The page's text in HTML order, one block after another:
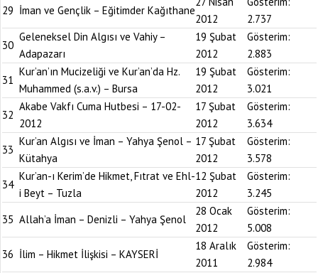
29 İman ve Gençlik – Eğitimder Kağıthane
2012
2.737
30
Geleneksel Din Algısı ve Vahiy –
Adapazarı
19 Şubat
2012
Gösterim:
2.883
31
Kur’an’ın Mucizeliği ve Kur’an’da Hz.
Muhammed (s.a.v.) – Bursa
19 Şubat
2012
Gösterim:
3.021
32
Akabe Vakfı Cuma Hutbesi – 17-02-
2012
17 Şubat
2012
Gösterim:
3.634
33
Kur’an Algısı ve İman – Yahya Şenol –
Kütahya
17 Şubat
2012
Gösterim:
3.578
34
Kur’an-ı Kerim’de Hikmet, Fıtrat ve Ehl-
i Beyt – Tuzla
12 Şubat
2012
Gösterim:
3.245
35 Allah’a İman – Denizli – Yahya Şenol
28 Ocak
2012
Gösterim:
5.008
36 İlim – Hikmet İlişkisi – KAYSERİ
18 Aralık
2011
Gösterim:
2.984